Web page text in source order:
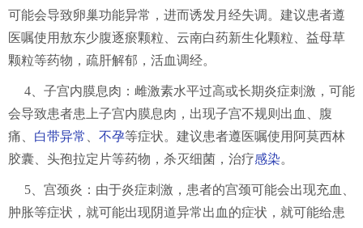
可能会导致卵巢功能异常，进而诱发月经失调。建议患者遵
医嘱使用敖东少腹逐瘀颗粒、云南白药新生化颗粒、益母草
颗粒等药物，疏肝解郁，活血调经。
4、子宫内膜息肉：雌激素水平过高或长期炎症刺激，可能
会导致患者患上子宫内膜息肉，出现子宫不规则出血、腹
痛、 白带异常 不孕等症状。建议患者遵医嘱使用阿莫西林
胶囊、头孢拉定片等药物，杀灭细菌，治疗感染。
5、宫颈炎：由于炎症刺激，患者的宫颈可能会出现充血、
肿胀等症状，就可能出现阴道异常出血的症状，就可能给患